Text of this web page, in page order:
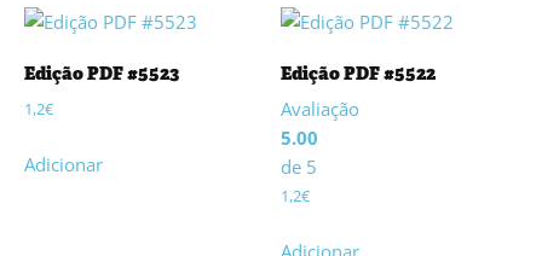
Edição PDF #5523
1,2€
Adicionar
Edição PDF #5522
Avaliação
5.00
de 5
1,2€
Adicionar